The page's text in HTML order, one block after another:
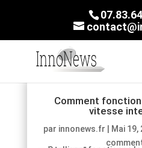
Comment
vitesse
par innonews.fr Mai 19,